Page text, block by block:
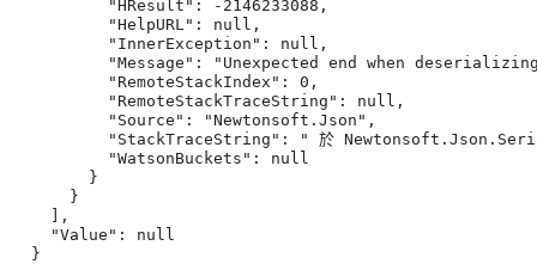
          "HResult": -2146233088,
          "HelpURL": null,
          "InnerException": null,
"Message": "Unexpected end when
          "RemoteStackIndex": 0,
          "RemoteStackTraceString": null,
          "Source": "Newtonsoft.Json",
"StackTraceString": " 於
          "WatsonBuckets": null
        }
      }
    ],
    "Value": null
  }